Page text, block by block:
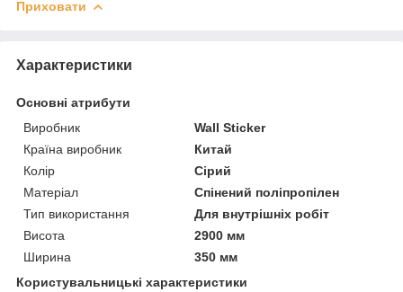
Приховати
Характеристики
Основні атрибути
Виробник
Wall Sticker
Країна виробник
Китай
Колір
Сірий
Матеріал
Спінений поліпропілен
Тип використання
Для внутрішніх робіт
Висота
2900 мм
Ширина
350 мм
Користувальницькі характеристики